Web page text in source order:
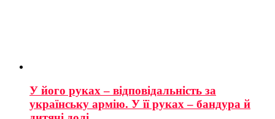
У його руках – відповідальність за
українську армію. У її руках – бандура й